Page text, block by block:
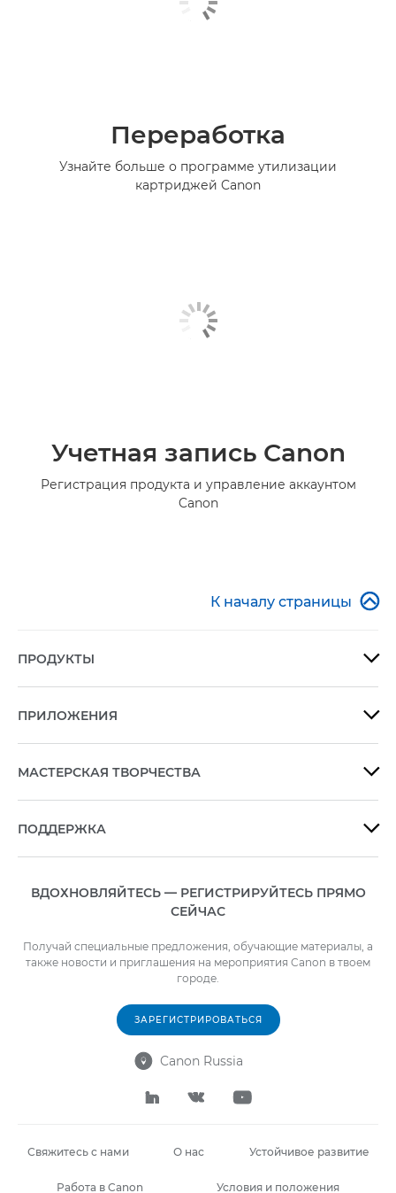
Переработка
Узнайте больше о программе утилизации
картриджей Canon
Учетная запись Canon
Регистрация продукта и управление аккаунтом
Canon
К началу страницы 
ПРОДУКТЫ 
ПРИЛОЖЕНИЯ 
МАСТЕРСКАЯ ТВОРЧЕСТВА 
ПОДДЕРЖКА 
ВДОХНОВЛЯЙТЕСЬ — РЕГИСТРИРУЙТЕСЬ ПРЯМО
СЕЙЧАС
Получай специальные предложения, обучающие материалы, а
также новости и приглашения на мероприятия Canon в твоем
городе.
ЗАРЕГИСТРИРОВАТЬСЯ
 Canon Russia
  
Свяжитесь с нами О нас Устойчивое развитие
Работа в Canon Условия и положения